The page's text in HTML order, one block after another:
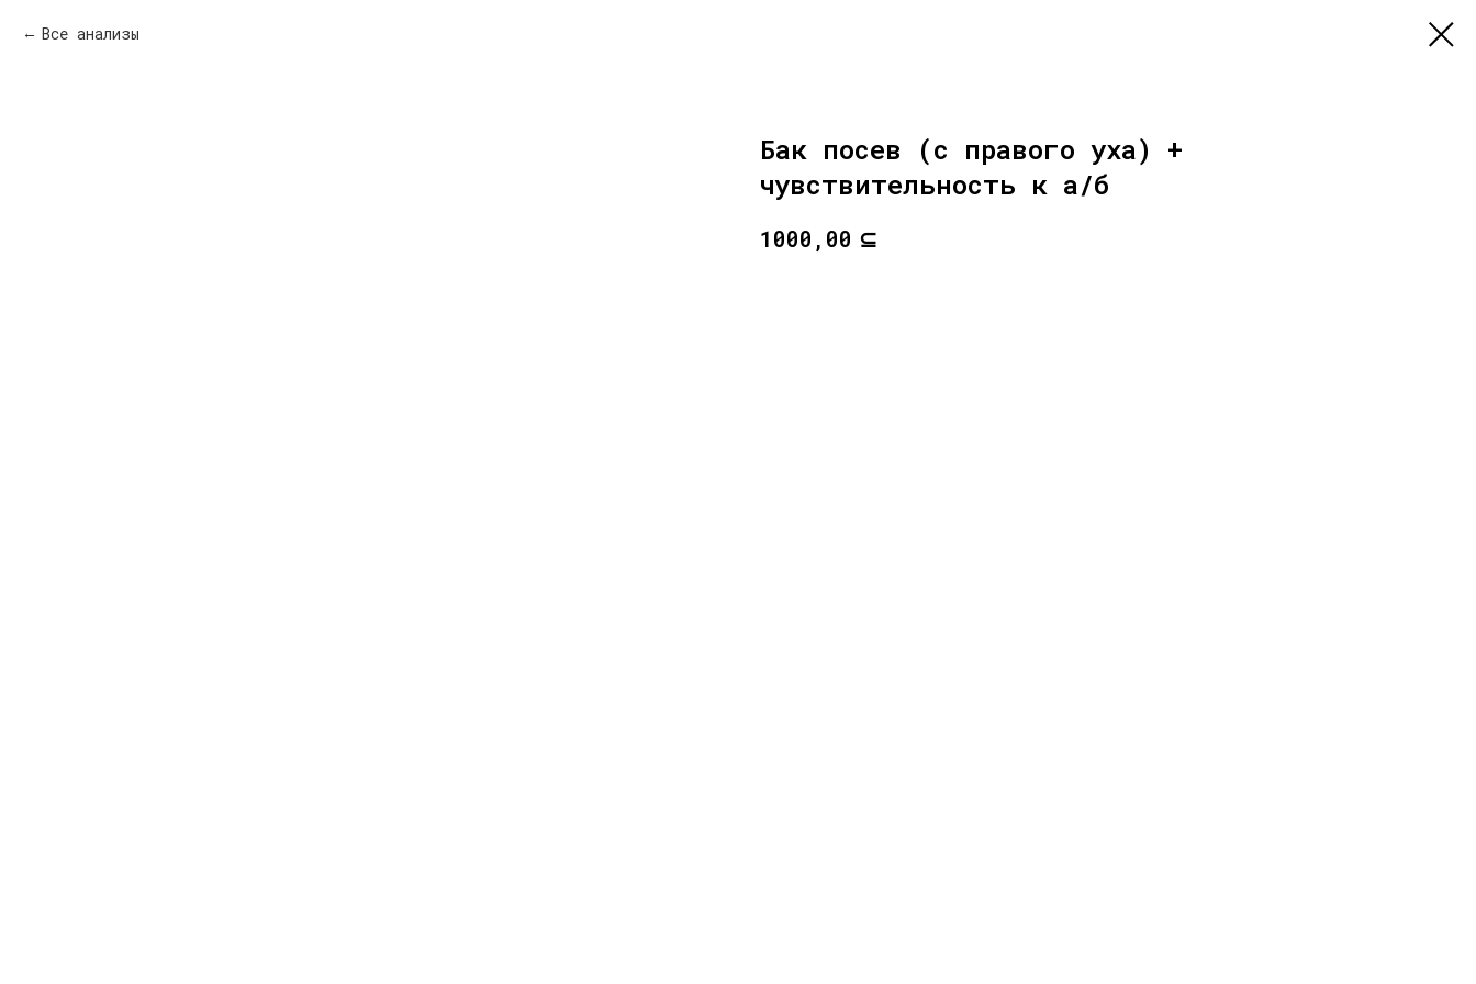
Все анализы
Бак посев (с правого уха) +
чувствительность к а/б
1000,00 ⊆